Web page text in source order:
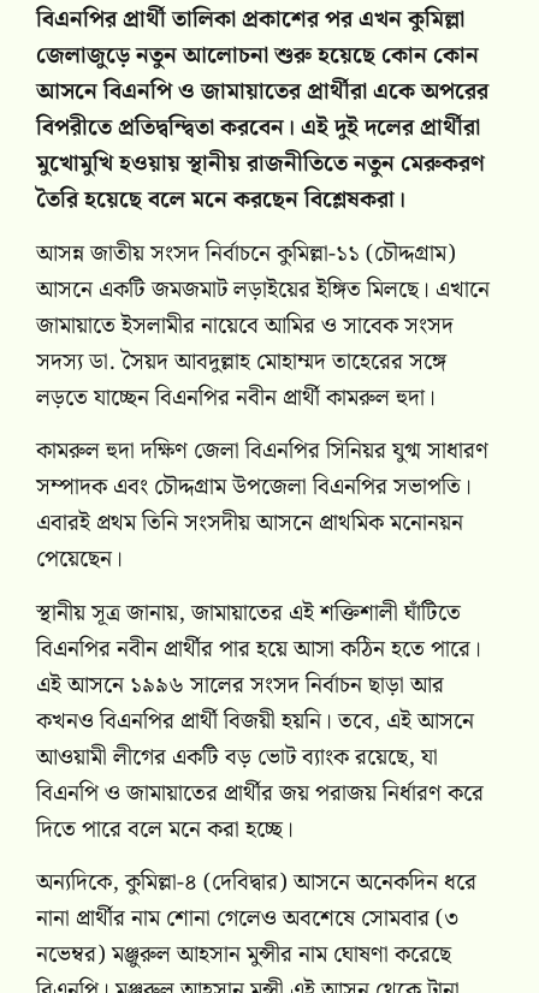
বিএনপির প্রার্থী তালিকা প্রকাশের পর এখন কুমিল্লা
জেলাজুড়ে নতুন আলোচনা শুরু হয়েছে কোন কোন
আসনে বিএনপি ও জামায়াতের প্রার্থীরা একে অপরের
বিপরীতে প্রতিদ্বন্দ্বিতা করবেন। এই দুই দলের প্রার্থীরা
মুখোমুখি হওয়ায় স্থানীয় রাজনীতিতে নতুন মেরুকরণ
তৈরি হয়েছে বলে মনে করছেন বিশ্লেষকরা।
আসন্ন জাতীয় সংসদ নির্বাচনে কুমিল্লা-১১ (চৌদ্দগ্রাম)
আসনে একটি জমজমাট লড়াইয়ের ইঙ্গিত মিলছে। এখানে
জামায়াতে ইসলামীর নায়েবে আমির ও সাবেক সংসদ
সদস্য ডা. সৈয়দ আবদুল্লাহ মোহাম্মদ তাহেরের সঙ্গে
লড়তে যাচ্ছেন বিএনপির নবীন প্রার্থী কামরুল হুদা।
কামরুল হুদা দক্ষিণ জেলা বিএনপির সিনিয়র যুগ্ম সাধারণ
সম্পাদক এবং চৌদ্দগ্রাম উপজেলা বিএনপির সভাপতি।
এবারই প্রথম তিনি সংসদীয় আসনে প্রাথমিক মনোনয়ন
পেয়েছেন।
স্থানীয় সূত্র জানায়, জামায়াতের এই শক্তিশালী ঘাঁটিতে
বিএনপির নবীন প্রার্থীর পার হয়ে আসা কঠিন হতে পারে।
এই আসনে ১৯৯৬ সালের সংসদ নির্বাচন ছাড়া আর
কখনও বিএনপির প্রার্থী বিজয়ী হয়নি। তবে, এই আসনে
আওয়ামী লীগের একটি বড় ভোট ব্যাংক রয়েছে, যা
বিএনপি ও জামায়াতের প্রার্থীর জয় পরাজয় নির্ধারণ করে
দিতে পারে বলে মনে করা হচ্ছে।
অন্যদিকে, কুমিল্লা-৪ (দেবিদ্বার) আসনে অনেকদিন ধরে
নানা প্রার্থীর নাম শোনা গেলেও অবশেষে সোমবার (৩
নভেম্বর) মঞ্জুরুল আহসান মুন্সীর নাম ঘোষণা করেছে